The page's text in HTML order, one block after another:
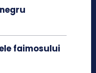
faimosului